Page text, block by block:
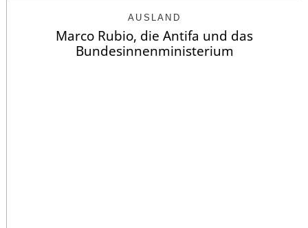
AUSLAND
Marco Rubio, die Antifa und das
Bundesinnenministerium